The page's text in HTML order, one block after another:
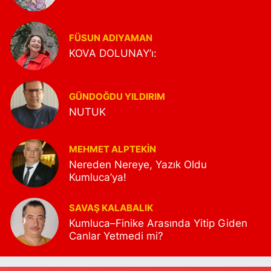
FÜSUN ADIYAMAN
KOVA DOLUNAY’ı:
GÜNDOĞDU YILDIRIM
NUTUK
MEHMET ALPTEKİN
Nereden Nereye, Yazık Oldu
Kumluca’ya!
SAVAŞ KALABALIK
Kumluca–Finike Arasında Yitip Giden
Canlar Yetmedi mi?